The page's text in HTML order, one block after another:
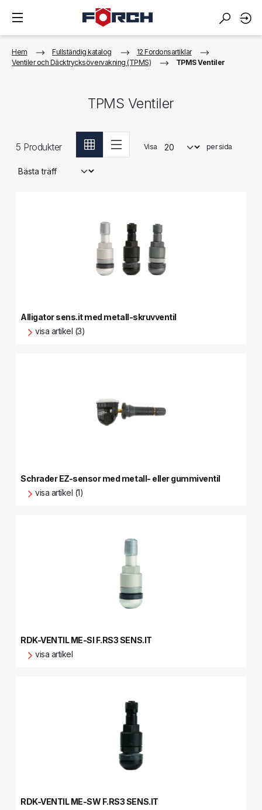
Hem Fullständig katalog
12 Fordonsartiklar
Ventiler och Däcktrycksövervakning (TPMS)
TPMS Ventiler
TPMS Ventiler
5 Produkter Visa per sida
Alligator sens.it med metall-skruvventil
visa artikel (3)
Schrader EZ-sensor med metall- eller gummiventil
visa artikel (1)
RDK-VENTIL ME-SI F.RS3 SENS.IT
visa artikel
RDK-VENTIL ME-SW F.RS3 SENS.IT